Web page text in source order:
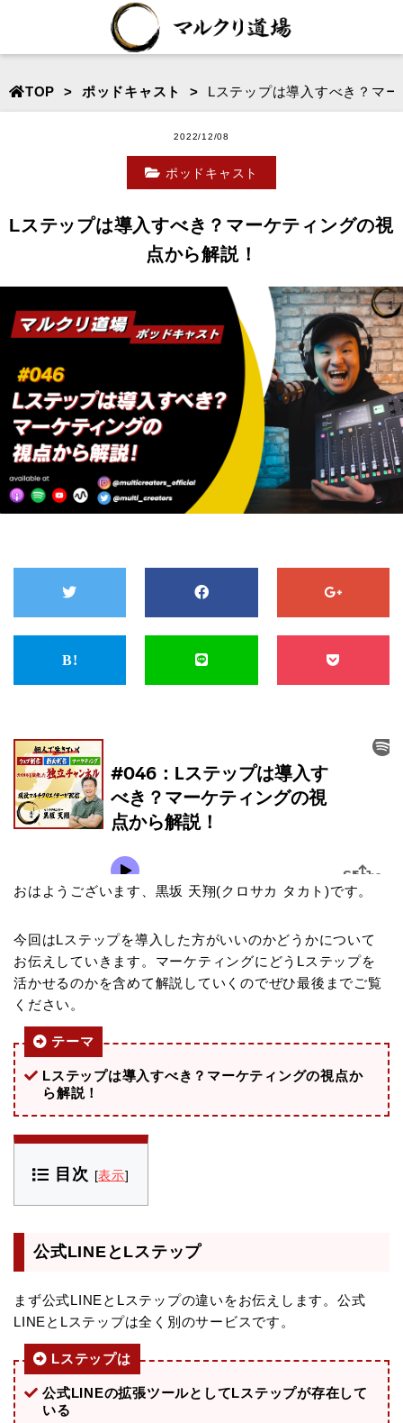
TOP ポッドキャスト Lステップは導入すべき？マ
2022/12/08
ポッドキャスト
Lステップは導入すべき？マーケティングの視
点から解説！
おはようございます、黒坂 天翔(クロサカ タカト)です。
今回はLステップを導入した方がいいのかどうかについて
お伝えしていきます。マーケティングにどうLステップを
活かせるのかを含めて解説していくのでぜひ最後までご覧
ください。
テーマ
Lステップは導入すべき？マーケティングの視点か
ら解説！
目次 [表示]
公式LINEとLステップ
まず公式LINEとLステップの違いをお伝えします。公式
LINEとLステップは全く別のサービスです。
Lステップは
公式LINEの拡張ツールとしてLステップが存在して
いる